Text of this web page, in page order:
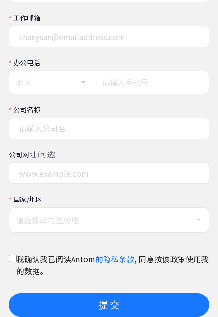
工作邮箱
办公电话
地区
公司名称
公司网址 (可选)
国家/地区
请选择公司注册地
我确认我已阅读Antom的隐私条款, 同意按该政策使用我
的数据。
提 交